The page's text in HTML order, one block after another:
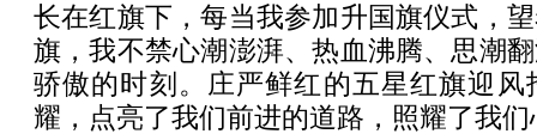
长在红旗下，每当我参加升国旗仪式，
旗，我不禁心潮澎湃、热血沸腾、思潮
骄傲的时刻。庄严鲜红的五星红旗迎风
耀，点亮了我们前进的道路，照耀了我